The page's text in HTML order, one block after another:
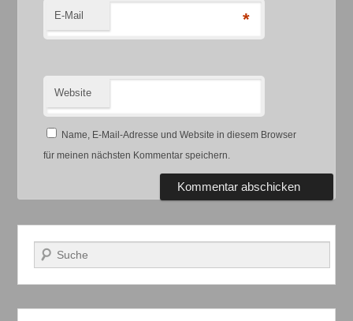
E-Mail *
Website
Name, E-Mail-Adresse und Website in diesem Browser
für meinen nächsten Kommentar speichern.
Suchen